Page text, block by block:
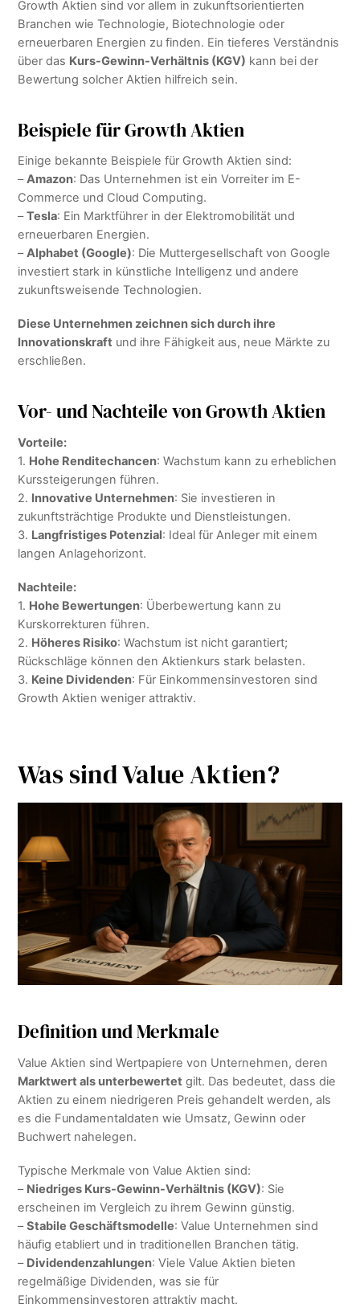
Growth Aktien sind vor allem in zukunftsorientierten
Branchen wie Technologie, Biotechnologie oder
erneuerbaren Energien zu finden. Ein tieferes Verständnis
über das Kurs-Gewinn-Verhältnis (KGV) kann bei der
Bewertung solcher Aktien hilfreich sein.
Beispiele für Growth Aktien
Einige bekannte Beispiele für Growth Aktien sind:
–Amazon: Das Unternehmen ist ein Vorreiter im E-
Commerce und Cloud Computing.
–Tesla: Ein Marktführer in der Elektromobilität und
erneuerbaren Energien.
–Alphabet (Google): Die Muttergesellschaft von Google
investiert stark in künstliche Intelligenz und andere
zukunftsweisende Technologien.
Diese Unternehmen zeichnen sich durch ihre
Innovationskraft und ihre Fähigkeit aus, neue Märkte zu
erschließen.
Vor- und Nachteile von Growth Aktien
Vorteile:
1. Hohe Renditechancen: Wachstum kann zu erheblichen
Kurssteigerungen führen.
2. Innovative Unternehmen: Sie investieren in
zukunftsträchtige Produkte und Dienstleistungen.
3. Langfristiges Potenzial: Ideal für Anleger mit einem
langen Anlagehorizont.
Nachteile:
1. Hohe Bewertungen: Überbewertung kann zu
Kurskorrekturen führen.
2. Höheres Risiko: Wachstum ist nicht garantiert;
Rückschläge können den Aktienkurs stark belasten.
3. Keine Dividenden: Für Einkommensinvestoren sind
Growth Aktien weniger attraktiv.
Was sind Value Aktien?
Definition und Merkmale
Value Aktien sind Wertpapiere von Unternehmen, deren
Marktwert als unterbewertet gilt. Das bedeutet, dass die
Aktien zu einem niedrigeren Preis gehandelt werden, als
es die Fundamentaldaten wie Umsatz, Gewinn oder
Buchwert nahelegen.
Typische Merkmale von Value Aktien sind:
– Niedriges Kurs-Gewinn-Verhältnis (KGV): Sie
erscheinen im Vergleich zu ihrem Gewinn günstig.
–Stabile Geschäftsmodelle: Value Unternehmen sind
häufig etabliert und in traditionellen Branchen tätig.
– Dividendenzahlungen: Viele Value Aktien bieten
regelmäßige Dividenden, was sie für
Einkommensinvestoren attraktiv macht.